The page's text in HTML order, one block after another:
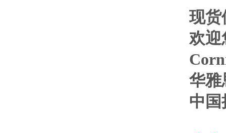
现货
欢
华雅
中国